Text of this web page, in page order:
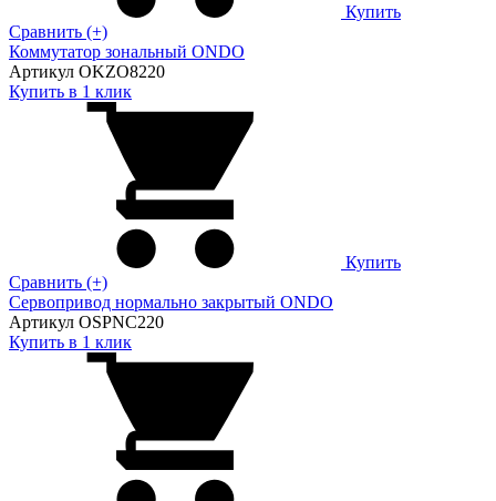
Купить
Сравнить (+)
Коммутатор зональный ONDO
Артикул OKZO8220
Купить в 1 клик
Купить
Сравнить (+)
Сервопривод нормально закрытый ONDO
Артикул OSPNC220
Купить в 1 клик